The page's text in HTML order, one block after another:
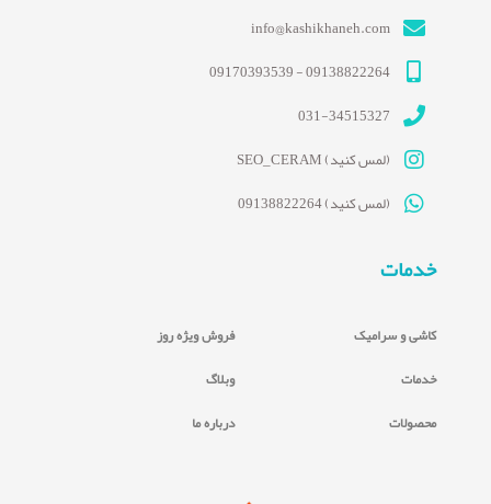
info@kashikhaneh.com
09138822264 - 09170393539
031-34515327
(لمس کنید) SEO_CERAM
(لمس کنید) 09138822264
خدمات
کاشی و سرامیک
خدمات
محصولات
فروش ویژه روز
وبلاگ
درباره ما